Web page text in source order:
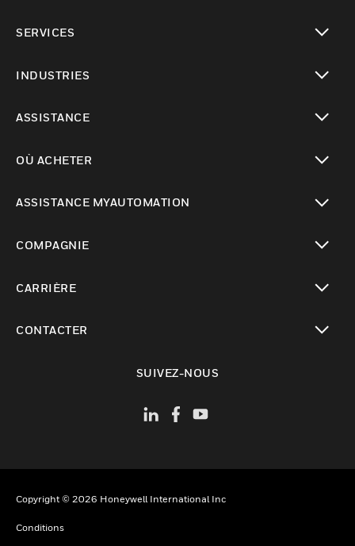
SERVICES
INDUSTRIES
ASSISTANCE
OÙ ACHETER
ASSISTANCE MYAUTOMATION
COMPAGNIE
CARRIÈRE
CONTACTER
SUIVEZ-NOUS
Copyright © 2026 Honeywell International Inc
Conditions